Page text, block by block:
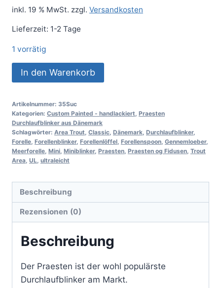
inkl. 19 % MwSt. zzgl. Versandkosten
Lieferzeit: 1-2 Tage
1 vorrätig
In den Warenkorb
Artikelnummer: 35Suc
Kategorien: Custom Painted - handlackiert, Praesten
Durchlaufblinker aus Dänemark
Schlagwörter: Area Trout, Classic, Dänemark, Durchlaufblinker,
Forelle, Forellenblinker, Forellenlöffel, Forellenspoon, Gennemloeber,
Meerforelle, Mini, Miniblinker, Praesten, Praesten og Fidusen, Trout
Area, UL, ultraleicht
Beschreibung
Rezensionen (0)
Beschreibung
Der Praesten ist der wohl populärste
Durchlaufblinker am Markt.